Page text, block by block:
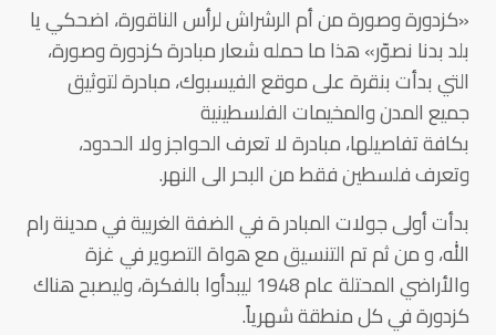
«كزدورة وصورة من أم الرشراش لرأس الناقورة، اضحكي يا
بلد بدنا نصوّر» هذا ما حمله شعار مبادرة كزدورة وصورة،
التي بدأت بنقرة على موقع الفيسبوك، مبادرة لتوثيق
جميع المدن والمخيمات الفلسطينية
بكافة تفاصيلها، مبادرة لا تعرف الحواجز ولا الحدود،
وتعرف فلسطين فقط من البحر الى النهر.
بدأت أولى جولات المبادر ة في الضفة الغربية في مدينة رام
الله، و من ثم تم التنسيق مع هواة التصوير في غزة
والأراضي المحتلة عام 1948 ليبدأوا بالفكرة، وليصبح هناك
كزدورة في كل منطقة شهرياً.